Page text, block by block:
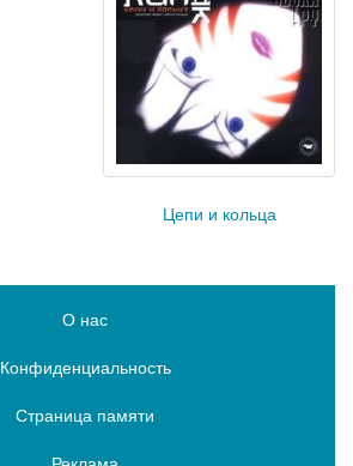
Цепи и кольца
О нас
Конфиденциальность
Страница памяти